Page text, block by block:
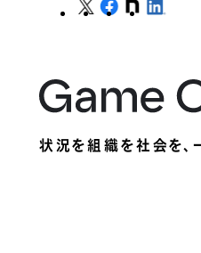
状況を組織を社会を、